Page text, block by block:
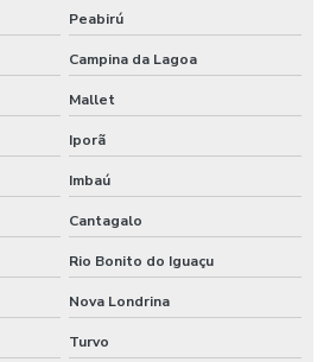
Peabirú
Campina da Lagoa
Mallet
Iporã
Imbaú
Cantagalo
Rio Bonito do Iguaçu
Nova Londrina
Turvo